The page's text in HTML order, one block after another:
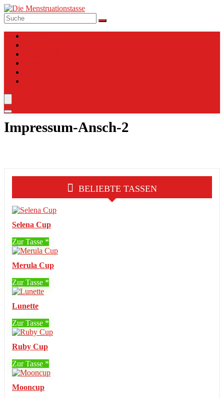
Impressum-Ansch-2
BELIEBTE TASSEN
Selena Cup
Zur Tasse
Merula Cup
Zur Tasse
Lunette
Zur Tasse
Ruby Cup
Zur Tasse
Mooncup